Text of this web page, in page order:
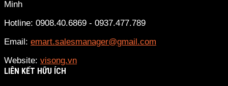
Minh
Hotline: 0908.40.6869 - 0937.477.789
Email: emart.salesmanager@gmail.com
Website: visong.vn
LIÊN KẾT HỮU ÍCH